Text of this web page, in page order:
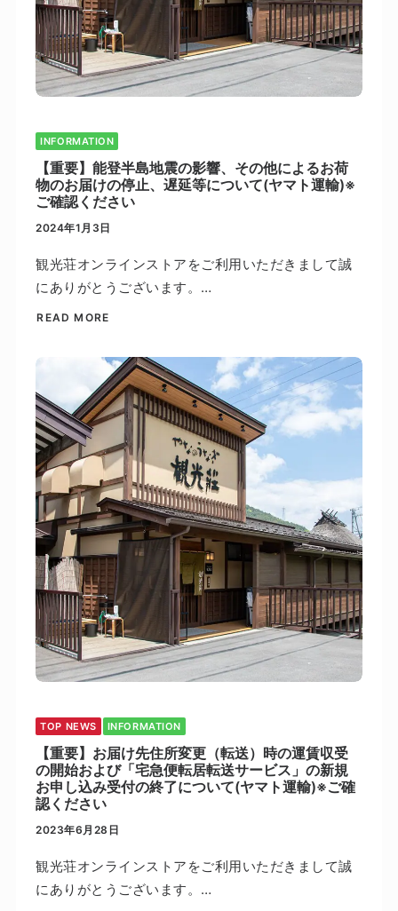
INFORMATION
【重要】能登半島地震の影響、その他によるお荷
物のお届けの停止、遅延等について(ヤマト運輸)※
ご確認ください
2024年1月3日
観光荘オンラインストアをご利用いただきまして誠
にありがとうございます。…
READ MORE
TOP NEWS INFORMATION
【重要】お届け先住所変更（転送）時の運賃収受
の開始および「宅急便転居転送サービス」の新規
お申し込み受付の終了について(ヤマト運輸)※ご確
認ください
2023年6月28日
観光荘オンラインストアをご利用いただきまして誠
にありがとうございます。…